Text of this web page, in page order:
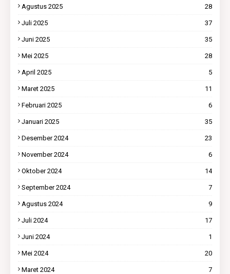
Agustus 2025 28
Juli 2025 37
Juni 2025 35
Mei 2025 28
April 2025 5
Maret 2025 11
Februari 2025 6
Januari 2025 35
Desember 2024 23
November 2024 6
Oktober 2024 14
September 2024 7
Agustus 2024 9
Juli 2024 17
Juni 2024 1
Mei 2024 20
Maret 2024 7